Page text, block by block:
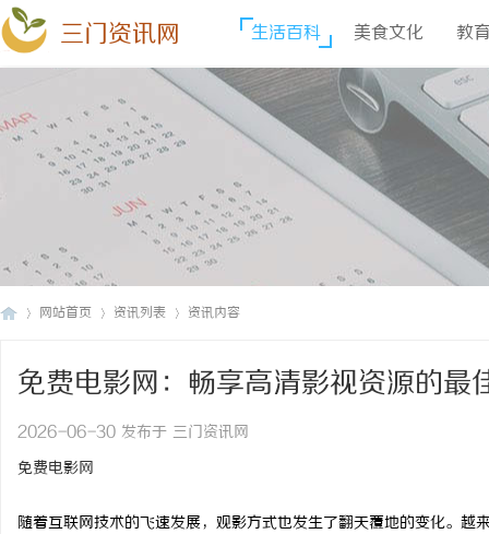
三门资讯网 生活百科 美食文化 教
网站首页 资讯列表 资讯内容
免费电影网：畅享高清影视资源的最
2026-06-30 发布于 三门资讯网
免费电影网
随着互联网技术的飞速发展，观影方式也发生了翻天覆地的变化。